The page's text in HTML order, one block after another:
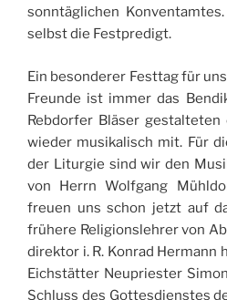
sonntä­gli­chen
selbst die Festpredigt.
Ein beson­de­rer Fest­tag für
Freunde ist immer das
Reb­dor­fer Blä­ser
wie­der musi­ka­lisch mit. Für
der Litur­gie sind wir den
von Herrn Wolf­gang
freuen uns schon jetzt auf
frü­here Reli­gions­leh­rer von
di­rek­tor i. R. Kon­rad Her­mann
Eichstät­ter Neu­pries­ter
Schluss des Got­tes­dienstes